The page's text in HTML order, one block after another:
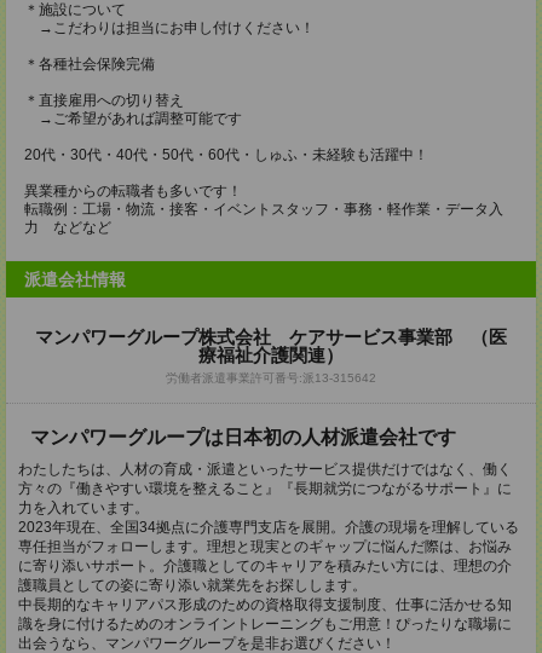
＊施設について
→こだわりは担当にお申し付けください！
＊各種社会保険完備
＊直接雇用への切り替え
→ご希望があれば調整可能です
20代・30代・40代・50代・60代・しゅふ・未経験も活躍中！
異業種からの転職者も多いです！
転職例：工場・物流・接客・イベントスタッフ・事務・軽作業・データ入
力 などなど
派遣会社情報
マンパワーグループ株式会社 ケアサービス事業部 （医
療福祉介護関連）
労働者派遣事業許可番号:派13-315642
マンパワーグループは日本初の人材派遣会社です
わたしたちは、人材の育成・派遣といったサービス提供だけではなく、働く
方々の『働きやすい環境を整えること』『長期就労につながるサポート』に
力を入れています。
2023年現在、全国34拠点に介護専門支店を展開。介護の現場を理解している
専任担当がフォローします。理想と現実とのギャップに悩んだ際は、お悩み
に寄り添いサポート。介護職としてのキャリアを積みたい方には、理想の介
護職員としての姿に寄り添い就業先をお探しします。
中長期的なキャリアパス形成のための資格取得支援制度、仕事に活かせる知
識を身に付けるためのオンライントレーニングもご用意！ぴったりな職場に
出会うなら、マンパワーグループを是非お選びください！